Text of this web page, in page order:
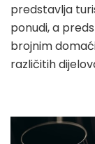
predstavlja
ponudi, a
brojnim
različitih